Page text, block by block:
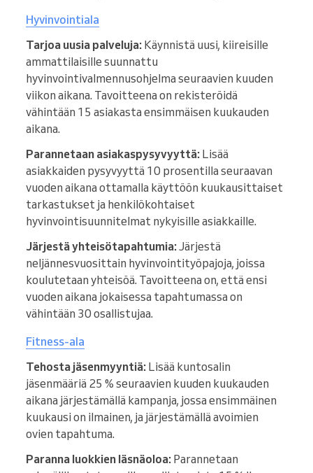
Hyvinvointiala
Tarjoa uusia palveluja: Käynnistä uusi, kiireisille
ammattilaisille suunnattu
hyvinvointivalmennusohjelma seuraavien kuuden
viikon aikana. Tavoitteena on rekisteröidä
vähintään 15 asiakasta ensimmäisen kuukauden
aikana.
Parannetaan asiakaspysyvyyttä: Lisää
asiakkaiden pysyvyyttä 10 prosentilla seuraavan
vuoden aikana ottamalla käyttöön kuukausittaiset
tarkastukset ja henkilökohtaiset
hyvinvointisuunnitelmat nykyisille asiakkaille.
Järjestä yhteisötapahtumia:Järjestä
neljännesvuosittain hyvinvointityöpajoja, joissa
koulutetaan yhteisöä. Tavoitteena on, että ensi
vuoden aikana jokaisessa tapahtumassa on
vähintään 30 osallistujaa.
Fitness-ala
Tehosta jäsenmyyntiä: Lisää kuntosalin
jäsenmääriä 25 % seuraavien kuuden kuukauden
aikana järjestämällä kampanja, jossa ensimmäinen
kuukausi on ilmainen, ja järjestämällä avoimien
ovien tapahtuma.
Paranna luokkien läsnäoloa: Parannetaan